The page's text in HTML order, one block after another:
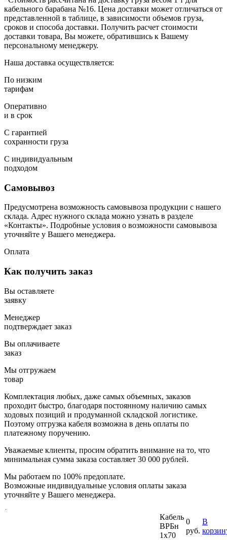
кабельного барабана №16. Цена доставки может отличаться от
представленной в таблице, в зависимости объемов груза,
сроков и способа доставки. Получить расчет стоимости
доставки товара, Вы можете, обратившись к Вашему
персональному менеджеру.
Наша доставка осуществляется:
По низким
тарифам
Оперативно
и в срок
С гарантией
сохранности груза
С индивидуальным
подходом
Самовывоз
Предусмотрена возможность самовывоза продукции с нашего
склада. Адрес нужного склада можно узнать в разделе
«Контакты». Подробные условия о возможности самовывоза
уточняйте у Вашего менеджера.
Оплата
Как получить заказ
Вы оставляете
заявку
Менеджер
подтверждает заказ
Вы оплачиваете
заказ
Мы отгружаем
товар
Комплектация любых, даже самых объемных, заказов
проходит быстро, благодаря постоянному наличию самых
ходовых позиций и продуманной складской логистике.
Поэтому отгрузка кабеля возможна в день оплаты по
платежному поручению.
Уважаемые клиенты, просим обратить внимание на то, что
минимальная сумма заказа составляет 30 000 рублей.
Мы работаем по 100% предоплате.
Возможные индивидуальные условия оплаты заказа
уточняйте у Вашего менеджера.
Кабель
ВРБн
1х70
0
руб.
В